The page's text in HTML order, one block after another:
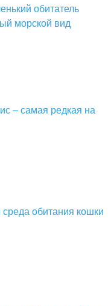
обитатель
морской вид
– самая редкая на
обитания кошки